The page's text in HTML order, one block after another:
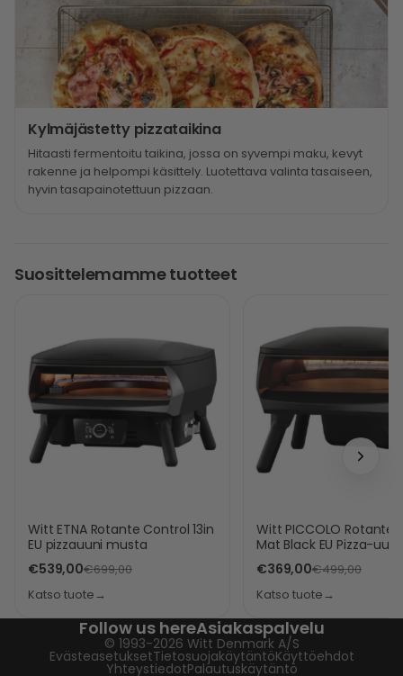
Kylmäjästetty pizzataikina
Hitaasti fermentoitu taikina, jossa on syvempi maku, kevyt
rakenne ja helpompi käsittely. Luotettava valinta tasaiseen,
hyvin tasapainotettuun pizzaan.
Suosittelemamme tuotteet
Witt ETNA Rotante Control 13in
EU pizzauuni musta
€539,00€699,00
Katso tuote→
Witt PICCOLO Rotante
Mat Black EU Pizza-uuni
€369,00€499,00
Katso tuote→
Follow us hereAsiakaspalvelu
© 1993-2026 Witt Denmark A/S
EvästeasetuksetTietosuojakäytäntöKäyttöehdot
YhteystiedotPalautuskäytäntö